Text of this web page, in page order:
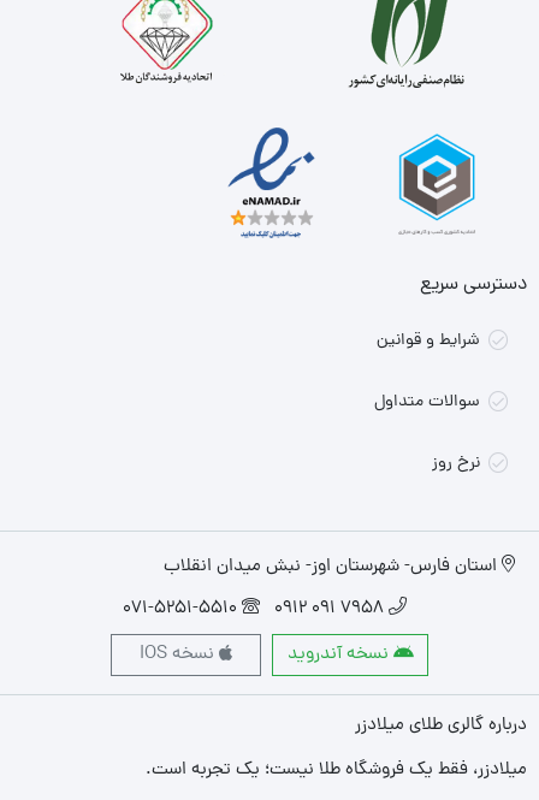
دسترسی سریع
شرایط و قوانین
سوالات متداول
نرخ روز
استان فارس- شهرستان اوز- نبش میدان انقلاب
7958 091 0912
071-5251-5510
نسخه آندروید
نسخه IOS
درباره گالری طلای میلادزر
میلادزر، فقط یک فروشگاه طلا نیست؛ یک تجربه‌ است.